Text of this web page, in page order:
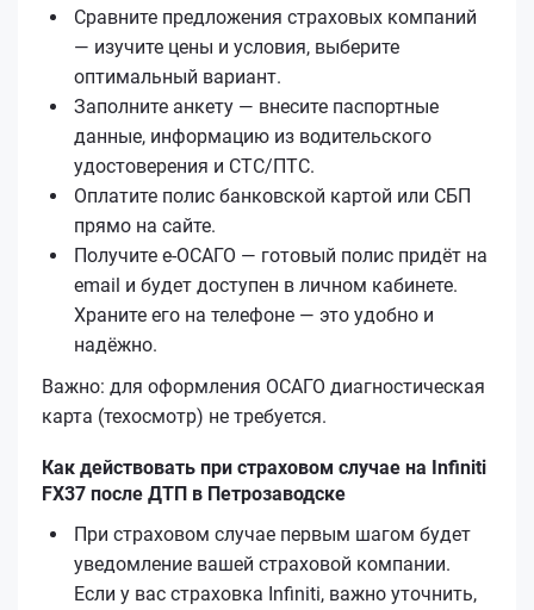
Сравните предложения страховых компаний
— изучите цены и условия, выберите
оптимальный вариант.
Заполните анкету — внесите паспортные
данные, информацию из водительского
удостоверения и СТС/ПТС.
Оплатите полис банковской картой или СБП
прямо на сайте.
Получите е‑ОСАГО — готовый полис придёт на
email и будет доступен в личном кабинете.
Храните его на телефоне — это удобно и
надёжно.
Важно: для оформления ОСАГО диагностическая
карта (техосмотр) не требуется.
Как действовать при страховом случае на Infiniti
FX37 после ДТП в Петрозаводске
При страховом случае первым шагом будет
уведомление вашей страховой компании.
Если у вас страховка Infiniti, важно уточнить,